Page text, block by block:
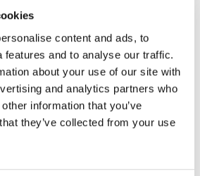
content and ads, to
features and to analyse our traffic.
about your use of our site with
and analytics partners who
information that you’ve
they’ve collected from your use
override="false"
color-
Button Text